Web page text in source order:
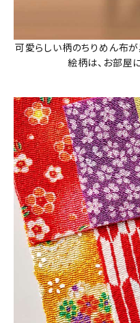
可愛らしい柄のちりめん布
絵柄は、お部屋